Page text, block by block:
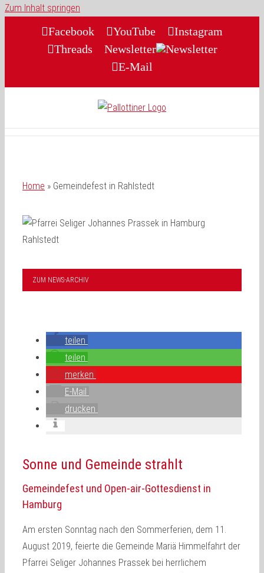
Zum Inhalt springen
Facebook YouTube
Instagram
Threads
Newsletter
E-Mail
Home » Gemeindefest in Rahlstedt
ZUM NEWS-ARCHIV
teilen
teilen
merken
E-Mail
drucken
Sonne und Gemeinde strahlt
Gemeindefest und Open-air-Gottesdienst in
Hamburg
Am ersten Sonntag nach den Sommerferien, dem 11.
August 2019, feierte die Gemeinde Mariä Himmelfahrt der
Pfarrei Seliger Johannes Prassek bei herrlichem